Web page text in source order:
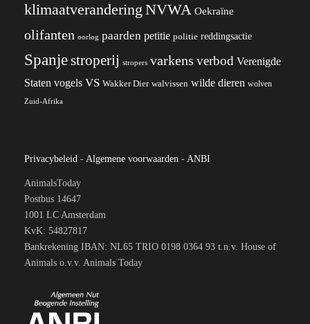
klimaatverandering NVWA Oekraïne
olifanten oorlog paarden petitie politie reddingsactie
Spanjestroperij stropers varkens verbod Verenigde
Staten vogels VS Wakker Dier walvissen wilde dieren wolven
Zuid-Afrika
Privacybeleid - Algemene voorwaarden - ANBI
AnimalsToday
Postbus 14647
1001 LC Amsterdam
KvK: 54827817
Bankrekening IBAN: NL65 TRIO 0198 0364 93 t.n.v. House of
Animals o.v.v. Animals Today